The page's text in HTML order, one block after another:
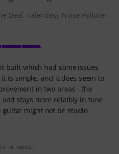
Deaf, Talentless Noise Polluter
built which had some issues
is simple, and it does seem to
in two areas - the
stays more relaibly in tune
guitar might not be studio
UN ABUSO